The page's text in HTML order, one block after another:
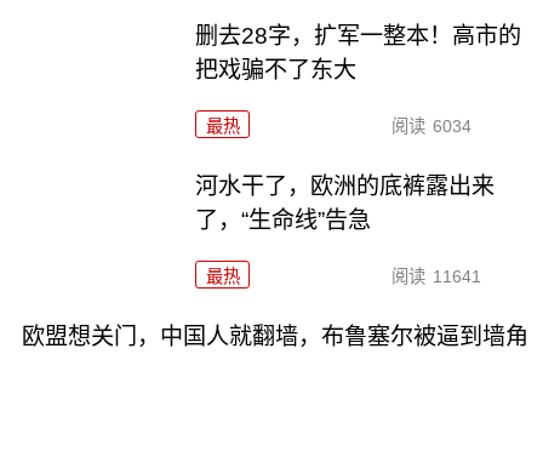
删去28字，扩军一整本！高市的
把戏骗不了东大
最热 阅读 6034
河水干了，欧洲的底裤露出来
了，“生命线”告急
最热 阅读 11641
欧盟想关门，中国人就翻墙，布鲁塞尔被逼到墙角